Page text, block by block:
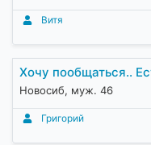
Витя
Хочу пообщаться..
Новосиб, муж. 46
Григорий